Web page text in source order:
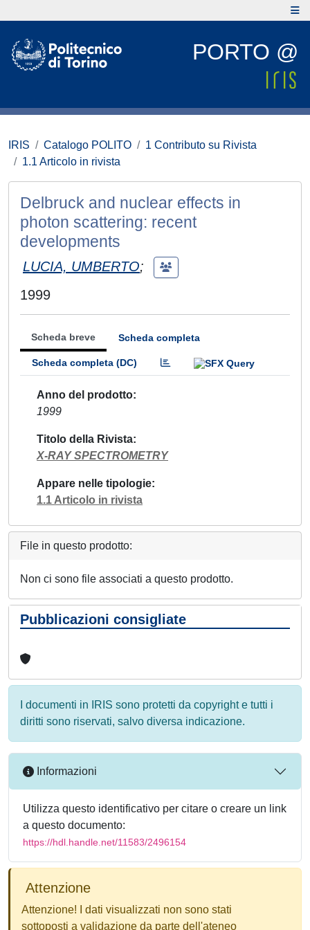
PORTO @
IRIS Catalogo POLITO
1 Contributo su Rivista
1.1 Articolo in rivista
Delbruck and nuclear effects in
photon scattering: recent
developments
LUCIA, UMBERTO;
1999
Scheda breve Scheda completa
Scheda completa (DC)
Anno del prodotto
1999
Titolo della Rivista
X-RAY SPECTROMETRY
Appare nelle tipologie
1.1 Articolo in rivista
File in questo prodotto:
Non ci sono file associati a questo prodotto.
Pubblicazioni consigliate
I documenti in IRIS sono protetti da copyright e tutti i
diritti sono riservati, salvo diversa indicazione.
Informazioni
Utilizza questo identificativo per citare o creare un link
a questo documento:
https://hdl.handle.net/11583/2496154
Attenzione
Attenzione! I dati visualizzati non sono stati
sottoposti a validazione da parte dell'ateneo